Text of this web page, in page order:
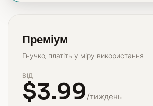
Преміум
Гнучко, платіть у міру використання
ВІД
$3.99/тиждень